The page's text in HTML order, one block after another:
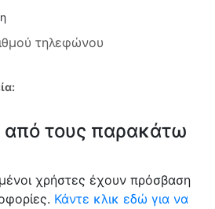
τηλεφώνου
από τους παρακάτω
χρήστες έχουν πρόσβαση
Κάντε κλικ εδώ για να